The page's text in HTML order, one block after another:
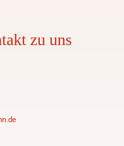
zu uns